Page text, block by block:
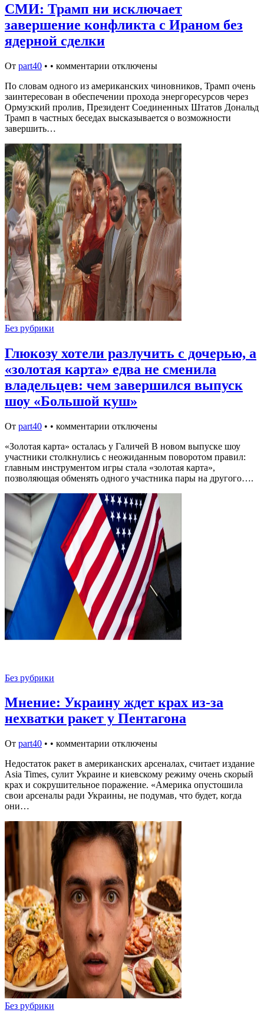
СМИ: Трамп ни исключает
завершение конфликта с Ираном без
ядерной сделки
От part40 • • комментарии отключены
По словам одного из американских чиновников, Трамп очень
заинтересован в обеспечении прохода энергоресурсов через
Ормузский пролив, Президент Соединенных Штатов Дональд
Трамп в частных беседах высказывается о возможности
завершить…
Без рубрики
Глюкозу хотели разлучить с дочерью, а
«золотая карта» едва не сменила
владельцев: чем завершился выпуск
шоу «Большой куш»
От part40 • • комментарии отключены
«Золотая карта» осталась у Галичей В новом выпуске шоу
участники столкнулись с неожиданным поворотом правил:
главным инструментом игры стала «золотая карта»,
позволяющая обменять одного участника пары на другого….
Без рубрики
Мнение: Украину ждет крах из-за
нехватки ракет у Пентагона
От part40 • • комментарии отключены
Недостаток ракет в американских арсеналах, считает издание
Asia Times, сулит Украине и киевскому режиму очень скорый
крах и сокрушительное поражение. «Америка опустошила
свои арсеналы ради Украины, не подумав, что будет, когда
они…
Без рубрики